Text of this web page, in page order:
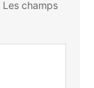
Les champs